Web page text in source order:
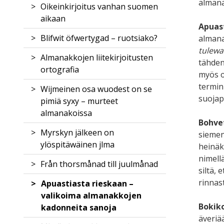
Rooma – maanpäällinen Jumalan
valtakunta
Maria, taivaallisen valtakunnan
kuningatar
teoksen vaikutus luotiin?
Revelationes celestes -teoksen
syntyvaiheet
Teoksen maine leviää
Birgitan jälkimaine
suomalaisessa kulttuurissa
Birgitta pyhimyksenä
Birgittaan liittyvät tekstit
Birgitan reliikit, relikvaariot ja
kuvat
Birgitta keskiajan
pyhimyskentässä
årets gång
Kuinkas sitten kävikään?
Ennustuksia tulevasta vuodesta
Oikeinkirjoitus vanhan suomen
aikaan
Blifwit öfwertygad – ruotsiako?
Almanakkojen liitekirjoitusten
ortografia
Wijmeinen osa wuodest on se
pimiä syxy – murteet
almanakoissa
Myrskyn jälkeen on
ylöspitäwäinen jlma
Från thorsmånad till juulmånad
Apuastiasta rieskaan –
valikoima almanakkojen
kadonneita sanoja
myös
termin
siltä,